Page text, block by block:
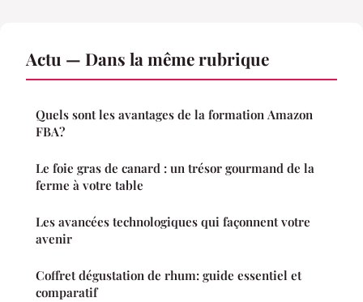
Actu — Dans la même rubrique
Quels sont les avantages de la formation Amazon
FBA?
Le foie gras de canard : un trésor gourmand de la
ferme à votre table
Les avancées technologiques qui façonnent votre
avenir
Coffret dégustation de rhum: guide essentiel et
comparatif